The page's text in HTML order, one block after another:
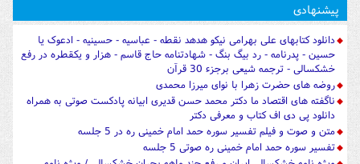
پیشنهادی
دانلود کتابهای علی بهرامی نیکو هدهد نقطه - عباسیه - حسینیه - ادعوک یا
حسین - پدرنامه - رد بیگ بنگ - شهادتنامه حاج قاسم - هزار و یکقطره در رفع
خشکسالی - ترجمه شیعی برجزء 30 قرآن
روضه های حضرت زهرا با نوای میرزا محمدی
ناگفته های اقتصاد ما دکتر محمد حسن قدیری ابیانه پادکست صوتی به همراه
دانلود پی دی اف کتاب و معرفی دکتر
متن و صوت و فیلم تفسیر سوره حمد امام خمینی ره در 5 جلسه
تفسیر سوره حمد امام خمینی ره صوتی 5 جلسه